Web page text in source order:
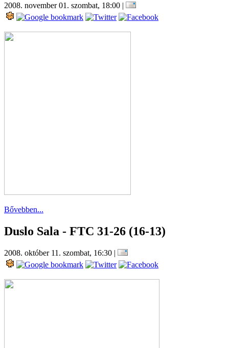
2008. november 01. szombat, 18:00 |
Bővebben...
Duslo Sala - FTC 31-26 (16-13)
2008. október 11. szombat, 16:30 |